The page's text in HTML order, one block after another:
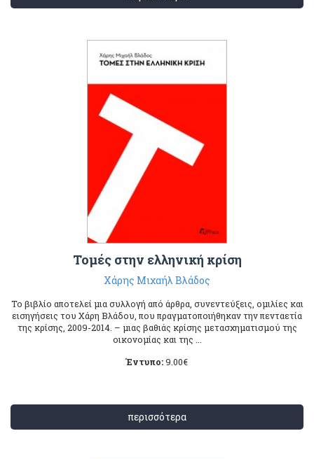
Τομές στην ελληνική κρίση
Χάρης Μιχαήλ Βλάδος
Το βιβλίο αποτελεί μια συλλογή από άρθρα, συνεντεύξεις, ομιλίες και
εισηγήσεις του Χάρη Βλάδου, που πραγματοποιήθηκαν την πενταετία
της κρίσης, 2009-2014. – μιας βαθιάς κρίσης μετασχηματισμού της
οικονομίας και της ...
Έντυπο:9.00€
περισσότερα